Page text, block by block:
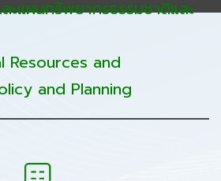
ะแผนทรัพยากรธรรมชาติและ
and
and Planning